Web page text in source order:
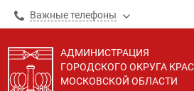
Важные телефоны
АДМИНИСТРАЦИЯ
ГОРОДСКОГО ОКРУГА
МОСКОВСКОЙ ОБЛАСТИ